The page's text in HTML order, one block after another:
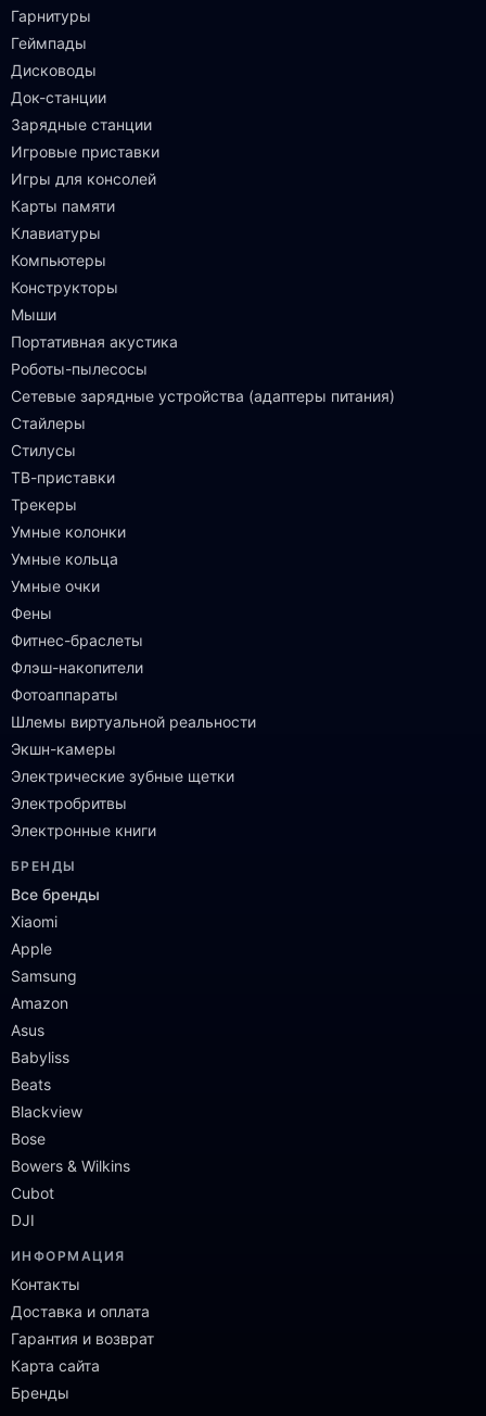
Гарнитуры
Геймпады
Дисководы
Док-станции
Зарядные станции
Игровые приставки
Игры для консолей
Карты памяти
Клавиатуры
Компьютеры
Конструкторы
Мыши
Портативная акустика
Роботы-пылесосы
Сетевые зарядные устройства (адаптеры питания)
Стайлеры
Стилусы
ТВ-приставки
Трекеры
Умные колонки
Умные кольца
Умные очки
Фены
Фитнес-браслеты
Флэш-накопители
Фотоаппараты
Шлемы виртуальной реальности
Экшн-камеры
Электрические зубные щетки
Электробритвы
Электронные книги
БРЕНДЫ
Все бренды
Xiaomi
Apple
Samsung
Amazon
Asus
Babyliss
Beats
Blackview
Bose
Bowers & Wilkins
Cubot
DJI
ИНФОРМАЦИЯ
Контакты
Доставка и оплата
Гарантия и возврат
Карта сайта
Бренды